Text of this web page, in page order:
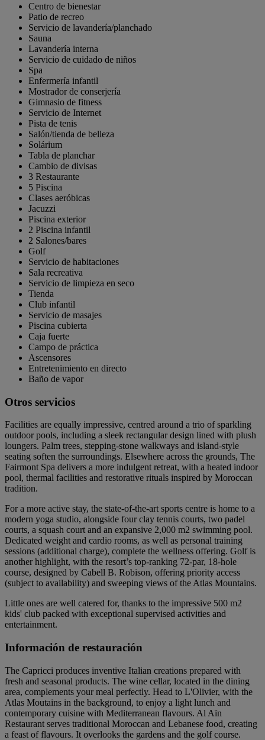
Centro de bienestar
Patio de recreo
Servicio de lavandería/planchado
Sauna
Lavandería interna
Servicio de cuidado de niños
Spa
Enfermería infantil
Mostrador de conserjería
Gimnasio de fitness
Servicio de Internet
Pista de tenis
Salón/tienda de belleza
Solárium
Tabla de planchar
Cambio de divisas
3 Restaurante
5 Piscina
Clases aeróbicas
Jacuzzi
Piscina exterior
2 Piscina infantil
2 Salones/bares
Golf
Servicio de habitaciones
Sala recreativa
Servicio de limpieza en seco
Tienda
Club infantil
Servicio de masajes
Piscina cubierta
Caja fuerte
Campo de práctica
Ascensores
Entretenimiento en directo
Baño de vapor
Otros servicios
Facilities are equally impressive, centred around a trio of sparkling
outdoor pools, including a sleek rectangular design lined with plush
loungers. Palm trees, stepping-stone walkways and island-style
seating soften the surroundings. Elsewhere across the grounds, The
Fairmont Spa delivers a more indulgent retreat, with a heated indoor
pool, thermal facilities and restorative rituals inspired by Moroccan
tradition.
For a more active stay, the state-of-the-art sports centre is home to a
modern yoga studio, alongside four clay tennis courts, two padel
courts, a squash court and an expansive 2,000 m2 swimming pool.
Dedicated weight and cardio rooms, as well as personal training
sessions (additional charge), complete the wellness offering. Golf is
another highlight, with the resort’s top-ranking 72-par, 18-hole
course, designed by Cabell B. Robison, offering priority access
(subject to availability) and sweeping views of the Atlas Mountains.
Little ones are well catered for, thanks to the impressive 500 m2
kids' club packed with exceptional supervised activities and
entertainment.
Información de restauración
The Capricci produces inventive Italian creations prepared with
fresh and seasonal products. The wine cellar, located in the dining
area, complements your meal perfectly. Head to L'Olivier, with the
Atlas Moutains in the background, to enjoy a light lunch and
contemporary cuisine with Mediterranean flavours. Al Aïn
Restaurant serves traditional Moroccan and Lebanese food, creating
a feast of flavours. It overlooks the gardens and the golf course.